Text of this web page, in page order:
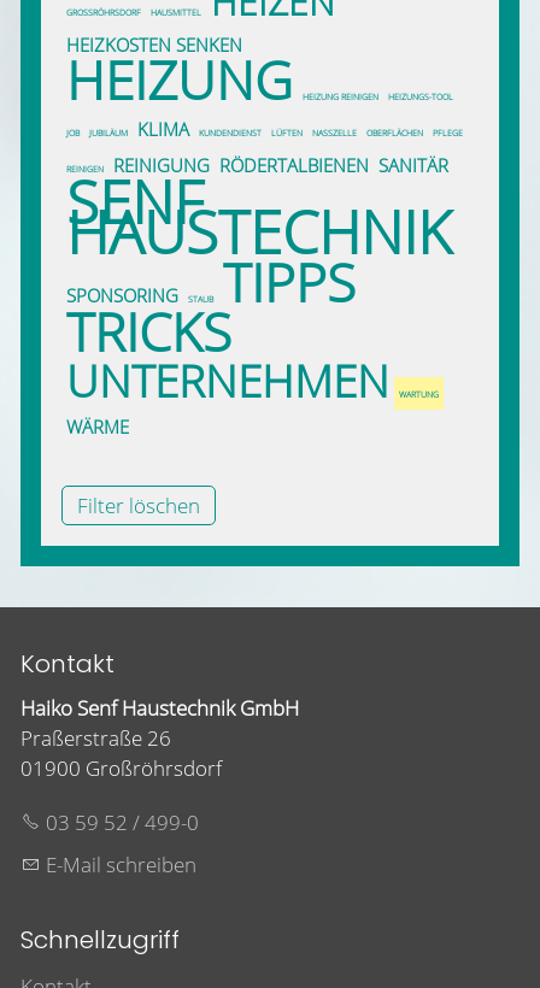
GROSSRÖHRSDORF HAUSMITTEL
HEIZKOSTEN SENKEN
HEIZUNG HEIZUNG REINIGEN HEIZUNGS-TOOL
JOB JUBILÄUM KLIMA KUNDENDIENST LÜFTEN NASSZELLE OBERFLÄCHEN PFLEGE
REINIGEN REINIGUNG RÖDERTALBIENEN SANITÄR
SENF
HAUSTECHNIK
SPONSORING STAUB TIPPS
TRICKS
UNTERNEHMEN WARTUNG
WÄRME
Filter löschen
Kontakt
Haiko Senf Haustechnik GmbH
Praßerstraße 26
01900 Großröhrsdorf
03 59 52 / 499-0
E-Mail schreiben
Schnellzugriff